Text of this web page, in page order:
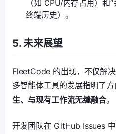
（如 CPU/内存占用）和
终端历史）。
5. 未来展望
FleetCode 的出现，不仅解
多智能体工具的发展指明了
生、与现有工作流无缝融合。
开发团队在 GitHub Issues